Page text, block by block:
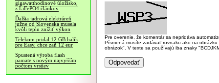
gigawatthodinové úložisko,
z LiFePO4 článkov
Ďalšia jadrová elektráreň
južne od Slovenska musela
kvôli teplu znížiť výkon
Telekom pridal 12 GB balík
pre Easy, chce zaň 12 eur
Spustená výroba flash
pamäte s novým najvyšším
počtom vrstiev
Pre overenie, že komentár sa nepridáva
Písmená musíte zadávať rovnako ako na
obrázok". V texte sa používajú iba znaky